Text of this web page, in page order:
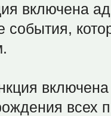
включена
события,
всех